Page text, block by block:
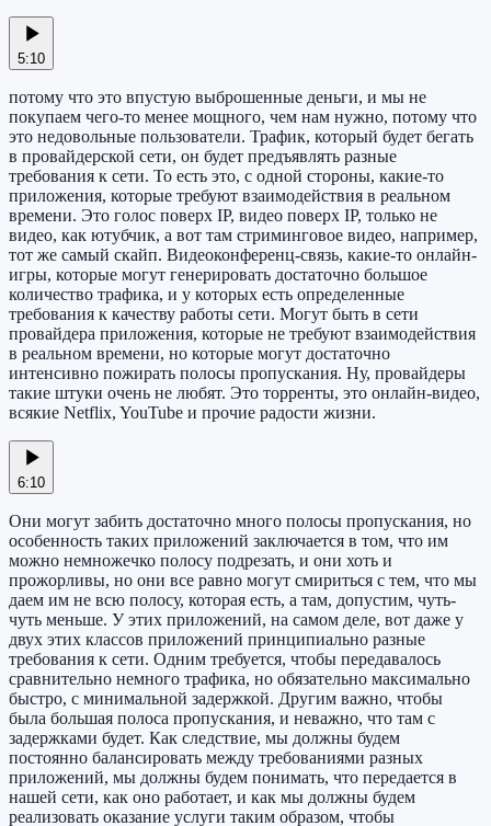
5:10
потому что это впустую выброшенные деньги, и мы не
покупаем чего-то менее мощного, чем нам нужно, потому что
это недовольные пользователи. Трафик, который будет бегать
в провайдерской сети, он будет предъявлять разные
требования к сети. То есть это, с одной стороны, какие-то
приложения, которые требуют взаимодействия в реальном
времени. Это голос поверх IP, видео поверх IP, только не
видео, как ютубчик, а вот там стриминговое видео, например,
тот же самый скайп. Видеоконференц-связь, какие-то онлайн-
игры, которые могут генерировать достаточно большое
количество трафика, и у которых есть определенные
требования к качеству работы сети. Могут быть в сети
провайдера приложения, которые не требуют взаимодействия
в реальном времени, но которые могут достаточно
интенсивно пожирать полосы пропускания. Ну, провайдеры
такие штуки очень не любят. Это торренты, это онлайн-видео,
всякие Netflix, YouTube и прочие радости жизни.
6:10
Они могут забить достаточно много полосы пропускания, но
особенность таких приложений заключается в том, что им
можно немножечко полосу подрезать, и они хоть и
прожорливы, но они все равно могут смириться с тем, что мы
даем им не всю полосу, которая есть, а там, допустим, чуть-
чуть меньше. У этих приложений, на самом деле, вот даже у
двух этих классов приложений принципиально разные
требования к сети. Одним требуется, чтобы передавалось
сравнительно немного трафика, но обязательно максимально
быстро, с минимальной задержкой. Другим важно, чтобы
была большая полоса пропускания, и неважно, что там с
задержками будет. Как следствие, мы должны будем
постоянно балансировать между требованиями разных
приложений, мы должны будем понимать, что передается в
нашей сети, как оно работает, и как мы должны будем
реализовать оказание услуги таким образом, чтобы